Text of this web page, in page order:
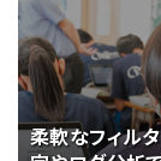
柔軟なフィル